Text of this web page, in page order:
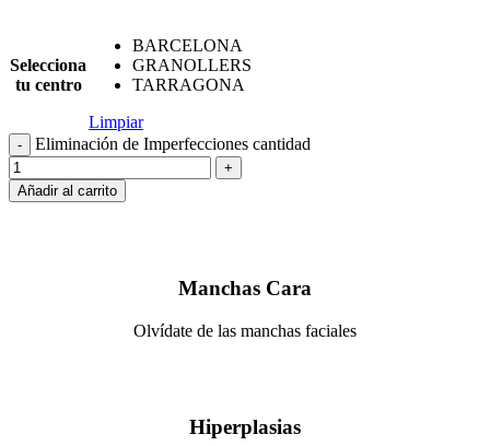
Selecciona
tu centro
BARCELONA
GRANOLLERS
TARRAGONA
Limpiar
Eliminación de Imperfecciones cantidad
Añadir al carrito
Manchas Cara
Olvídate de las manchas faciales
Hiperplasias